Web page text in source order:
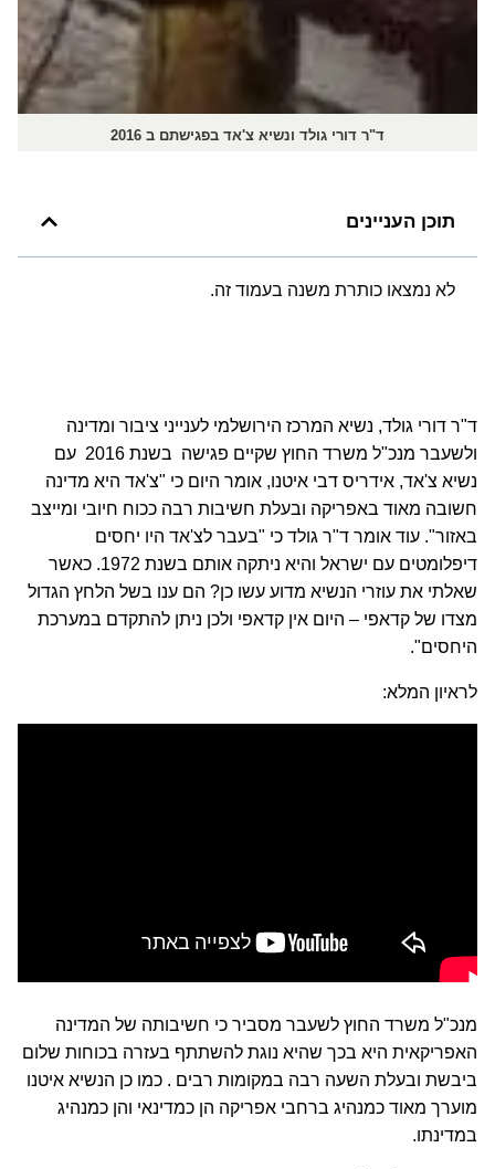
ד"ר דורי גולד ונשיא צ'אד בפגישתם ב 2016
תוכן העניינים
לא נמצאו כותרת משנה בעמוד זה.
ד"ר דורי גולד, נשיא המרכז הירושלמי לענייני ציבור ומדינה
ולשעבר מנכ"ל משרד החוץ שקיים פגישה בשנת 2016 עם
נשיא צ'אד, אידריס דבי איטנו, אומר היום כי "צ'אד היא מדינה
חשובה מאוד באפריקה ובעלת חשיבות רבה ככוח חיובי ומייצב
באזור". עוד אומר ד"ר גולד כי "בעבר לצ'אד היו יחסים
דיפלומטים עם ישראל והיא ניתקה אותם בשנת 1972. כאשר
שאלתי את עוזרי הנשיא מדוע עשו כן? הם ענו בשל הלחץ הגדול
מצדו של קדאפי – היום אין קדאפי ולכן ניתן להתקדם במערכת
היחסים".
לראיון המלא:
מנכ"ל משרד החוץ לשעבר מסביר כי חשיבותה של המדינה
האפריקאית היא בכך שהיא נוגת להשתתף בעזרה בכוחות שלום
ביבשת ובעלת השעה רבה במקומות רבים . כמו כן הנשיא איטנו
מוערך מאוד כמנהיג ברחבי אפריקה הן כמדינאי והן כמנהיג
במדינתו.